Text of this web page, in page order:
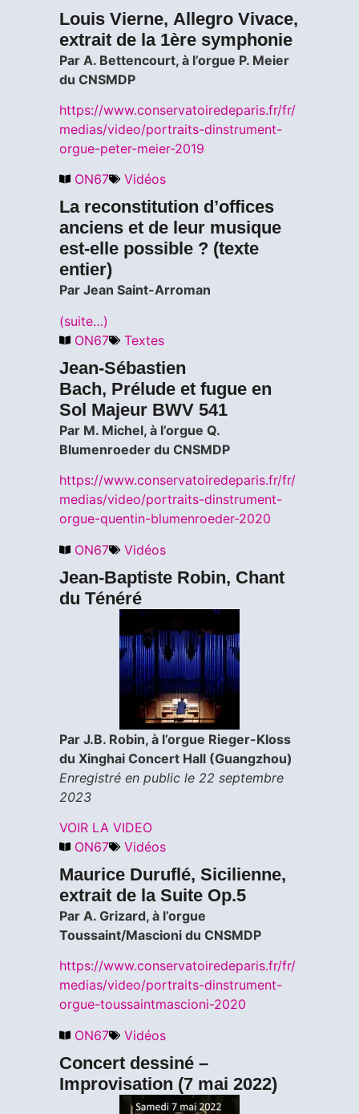
Louis Vierne, Allegro Vivace,
extrait de la 1ère symphonie
Par A. Bettencourt, à l’orgue P. Meier
du CNSMDP
https://www.conservatoiredeparis.fr/fr/
medias/video/portraits-dinstrument-
orgue-peter-meier-2019
ON67
Vidéos
La reconstitution d’offices
anciens et de leur musique
est-elle possible ? (texte
entier)
Par Jean Saint-Arroman
(suite…)
ON67
Textes
Jean-Sébastien
Bach, Prélude et fugue en
Sol Majeur BWV 541
Par M. Michel, à l’orgue Q.
Blumenroeder du CNSMDP
https://www.conservatoiredeparis.fr/fr/
medias/video/portraits-dinstrument-
orgue-quentin-blumenroeder-2020
ON67
Vidéos
Jean-Baptiste Robin, Chant
du Ténéré
Par J.B. Robin, à l’orgue Rieger-Kloss
du Xinghai Concert Hall (Guangzhou)
Enregistré en public le 22 septembre
2023
VOIR LA VIDEO
ON67
Vidéos
Maurice Duruflé, Sicilienne,
extrait de la Suite Op.5
Par A. Grizard, à l’orgue
Toussaint/Mascioni du CNSMDP
https://www.conservatoiredeparis.fr/fr/
medias/video/portraits-dinstrument-
orgue-toussaintmascioni-2020
ON67
Vidéos
Concert dessiné –
Improvisation (7 mai 2022)